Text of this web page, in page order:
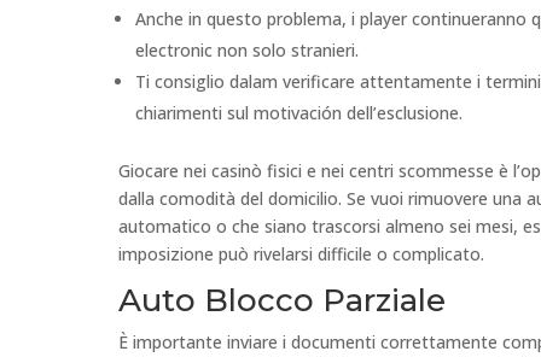
Anche in questo problema, i player continueranno
electronic non solo stranieri.
Ti consiglio dalam verificare attentamente i
chiarimenti sul motivación dell’esclusione.
Giocare nei casinò fisici e nei centri scommesse è
dalla comodità del domicilio. Se vuoi rimuovere una
automatico o che siano trascorsi almeno sei mesi,
imposizione può rivelarsi difficile o complicato.
Auto Blocco Parziale
È importante inviare i documenti correttamente